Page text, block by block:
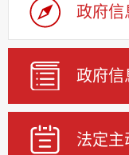
政府信
政府信
法定主